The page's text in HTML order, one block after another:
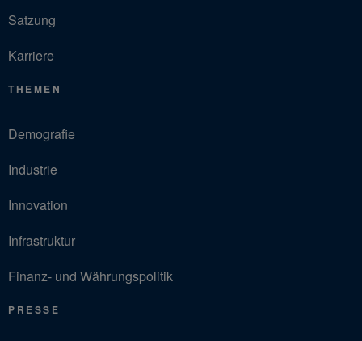
Satzung
Karriere
THEMEN
Demografie
Industrie
Innovation
Infrastruktur
Finanz- und Währungspolitik
PRESSE